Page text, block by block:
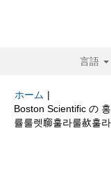
言語
ホーム |
Boston Scientific の
률룰렛窷훌라룰赥